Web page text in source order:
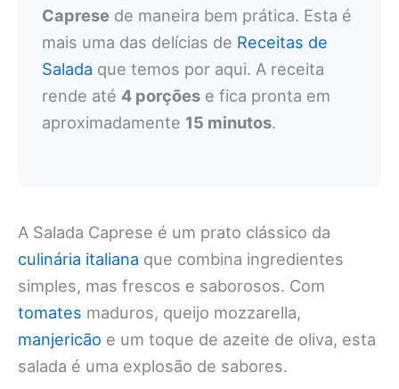
Caprese de maneira bem prática. Esta é
mais uma das delícias de Receitas de
Salada que temos por aqui. A receita
rende até 4 porções e fica pronta em
aproximadamente 15 minutos.
A Salada Caprese é um prato clássico da
culinária italiana que combina ingredientes
simples, mas frescos e saborosos. Com
tomates maduros, queijo mozzarella,
manjericão e um toque de azeite de oliva, esta
salada é uma explosão de sabores.